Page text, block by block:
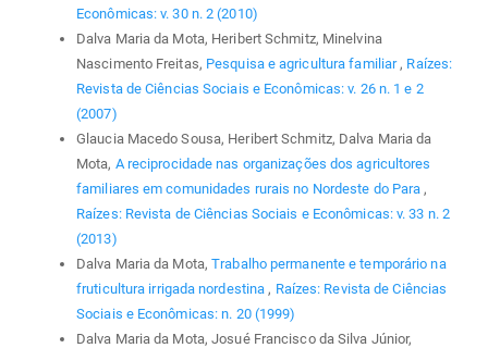
Econômicas: v. 30 n. 2 (2010)
Dalva Maria da Mota, Heribert Schmitz, Minelvina
Nascimento Freitas, Pesquisa e agricultura familiar , Raízes:
Revista de Ciências Sociais e Econômicas: v. 26 n. 1 e 2
(2007)
Glaucia Macedo Sousa, Heribert Schmitz, Dalva Maria da
Mota, A reciprocidade nas organizações dos agricultores
familiares em comunidades rurais no Nordeste do Para ,
Raízes: Revista de Ciências Sociais e Econômicas: v. 33 n. 2
(2013)
Dalva Maria da Mota,Trabalho permanente e temporário na
fruticultura irrigada nordestina , Raízes: Revista de Ciências
Sociais e Econômicas: n. 20 (1999)
Dalva Maria da Mota, Josué Francisco da Silva Júnior,